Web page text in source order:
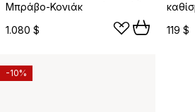
Μπράβο-Κονιάκ
1.080 $
119 $
-10%